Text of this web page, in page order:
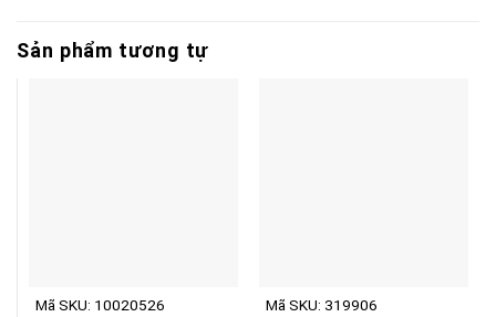
Sản phẩm tương tự
Mã SKU: 10020526 Mã SKU: 319906